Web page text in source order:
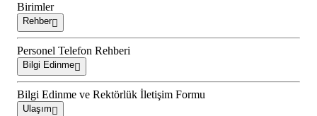
Birimler
Rehber
Personel Telefon Rehberi
Bilgi Edinme
Bilgi Edinme ve Rektörlük İletişim Formu
Ulaşım